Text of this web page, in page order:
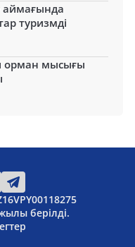
туризмді
орман мысығы
берілді.